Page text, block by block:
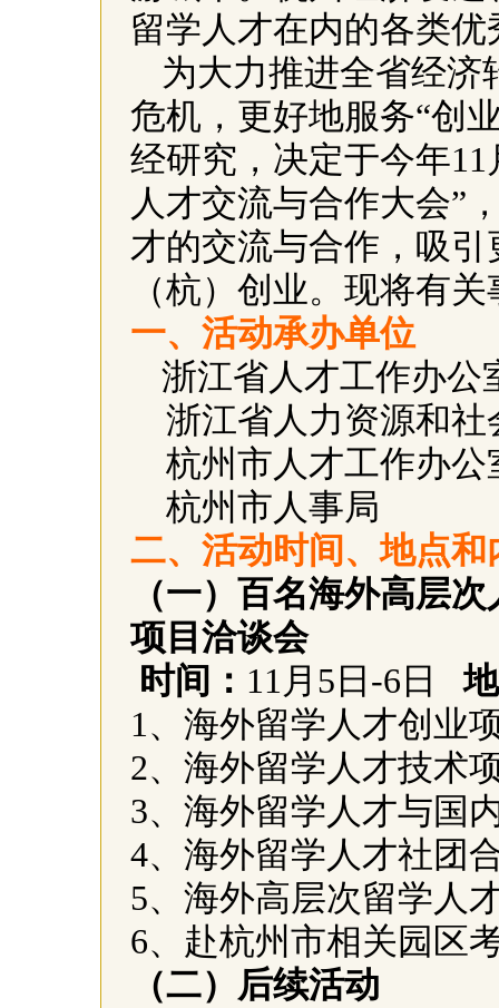
留学人才在内的各类
为大力推进全省经济
危机，更好地服务“创
经研究，决定于今年11
人才交流与合作大会”
才的交流与合作，吸
（杭）创业。现将有
一、活动承办单位
浙江省人才工作办公
浙江省人力资源和社
杭州市人才工作办公
杭州市人事局
二、活动时间、地点和
（一）百名海外高层
项目洽谈会
时间： 11 月 5 日 -6 日
1、海外留学人才创业
2、海外留学人才技术
3、海外留学人才与国
4、海外留学人才社团
5、海外高层次留学人
6、赴杭州市相关园区
（二）后续活动